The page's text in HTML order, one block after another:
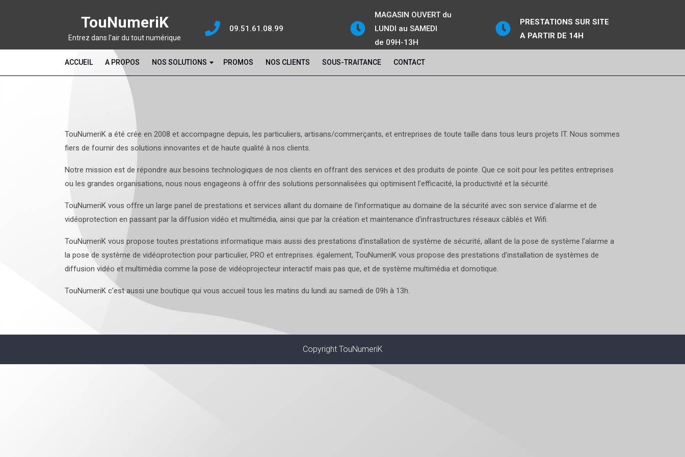
TouNumeriK
Entrez dans l'air du tout numérique
09.51.61.08.99
MAGASIN OUVERT du
LUNDI au SAMEDI
de 09H-13H
PRESTATIONS SUR SITE
A PARTIR DE 14H
ACCUEIL A PROPOS NOS SOLUTIONS PROMOS NOS CLIENTS SOUS-TRAITANCE CONTACT
TouNumeriK a été crée en 2008 et accompagne depuis, les particuliers, artisans/commerçants, et entreprises de toute taille dans tous leurs projets IT. Nous sommes
fiers de fournir des solutions innovantes et de haute qualité à nos clients.
Notre mission est de répondre aux besoins technologiques de nos clients en offrant des services et des produits de pointe. Que ce soit pour les petites entreprises
ou les grandes organisations, nous nous engageons à offrir des solutions personnalisées qui optimisent l’efficacité, la productivité et la sécurité.
TouNumeriK vous offre un large panel de prestations et services allant du domaine de l’informatique au domaine de la sécurité avec son service d’alarme et de
vidéoprotection en passant par la diffusion vidéo et multimédia, ainsi que par la création et maintenance d’infrastructures réseaux câblés et Wifi.
TouNumeriK vous propose toutes prestations informatique mais aussi des prestations d’installation de système de sécurité, allant de la pose de système l’alarme a
la pose de système de vidéoprotection pour particulier, PRO et entreprises. également, TouNumeriK vous propose des prestations d’installation de systèmes de
diffusion vidéo et multimédia comme la pose de vidéoprojecteur interactif mais pas que, et de système multimédia et domotique.
TouNumeriK c’est aussi une boutique qui vous accueil tous les matins du lundi au samedi de 09h à 13h.
Copyright TouNumeriK